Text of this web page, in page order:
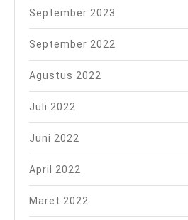
September 2023
September 2022
Agustus 2022
Juli 2022
Juni 2022
April 2022
Maret 2022